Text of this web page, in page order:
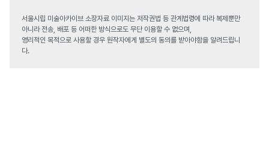
서울시립 미술아카이브 소장자료 이미지는 저작권법 등 관계법령에 따라 복제뿐만
아니라 전송, 배포 등 어떠한 방식으로도 무단 이용할 수 없으며,
영리적인 목적으로 사용할 경우 원작자에게 별도의 동의를 받아야함을 알려드립니
다.